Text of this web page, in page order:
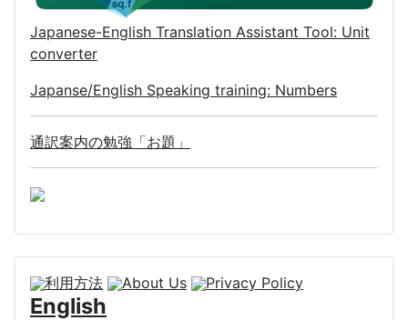
Japanese-English Translation Assistant Tool: Unit
converter
Japanse/English Speaking training: Numbers
通訳案内の勉強「お題」
利用方法 About Us Privacy Policy
English